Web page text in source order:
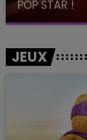
POP STAR !
Toute la
JEUX